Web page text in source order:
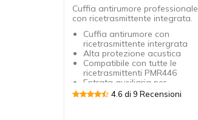
Cuffia antirumore professionale
con ricetrasmittente integrata.
Cuffia antirumore con
ricetrasmittente intergrata
Alta protezione acustica
Compatibile con tutte le
ricetrasmittenti PMR446
Entrata ausiliaria per
periferiche telefoniche, radio,
4.6 di 9 Recensioni